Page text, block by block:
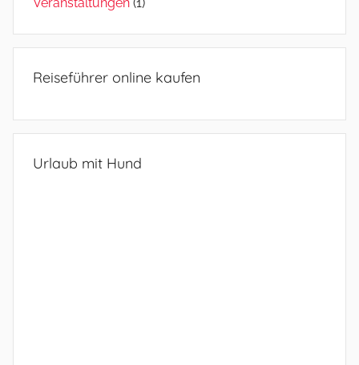
Veranstaltungen (1)
Reiseführer online kaufen
Urlaub mit Hund